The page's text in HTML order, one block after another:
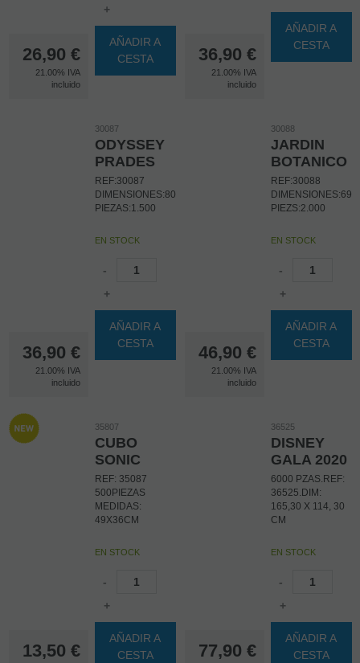
26,90 €
21.00% IVA
incluido
+
AÑADIR A
CESTA
36,90 €
21.00% IVA
incluido
AÑADIR A
CESTA
36,90 €
21.00% IVA
incluido
30087
ODYSSEY
PRADES
REF:30087
DIMENSIONES:8060CM
PIEZAS:1.500
EN STOCK
-
+
AÑADIR A
CESTA
46,90 €
21.00% IVA
incluido
30088
JARDIN
BOTANICO
REF:30088
PIEZS:2.000
EN STOCK
-
+
AÑADIR A
CESTA
13,50 €
35807
CUBO
SONIC
REF: 35087
500PIEZAS
MEDIDAS:
49X36CM
EN STOCK
-
+
AÑADIR A
CESTA
77,90 €
36525
DISNEY
GALA 2020
6000 PZAS.REF:
36525.DIM:
165,30 X 114, 30
CM
EN STOCK
-
+
AÑADIR A
CESTA